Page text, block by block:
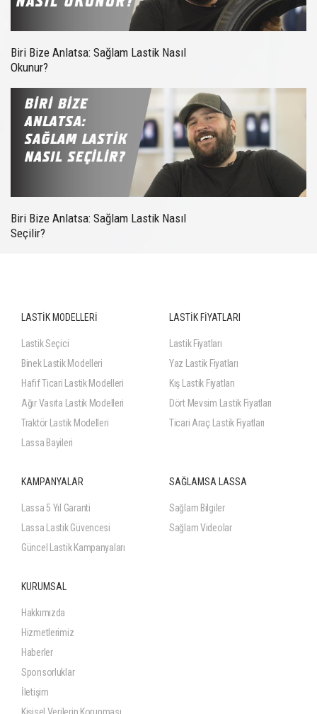
Biri Bize Anlatsa: Sağlam Lastik Nasıl
Okunur?
Biri Bize Anlatsa: Sağlam Lastik Nasıl
Seçilir?
LASTİK MODELLERİ
Lastik Seçici
Binek Lastik Modelleri
Hafif Ticari Lastik Modelleri
Ağır Vasıta Lastik Modelleri
Traktör Lastik Modelleri
Lassa Bayileri
LASTİK FİYATLARI
Lastik Fiyatları
Yaz Lastik Fiyatları
Kış Lastik Fiyatları
Dört Mevsim Lastik Fiyatları
Ticari Araç Lastik Fiyatları
KAMPANYALAR
Lassa 5 Yıl Garanti
Lassa Lastik Güvencesi
Güncel Lastik Kampanyaları
SAĞLAMSA LASSA
Sağlam Bilgiler
Sağlam Videolar
KURUMSAL
Hakkımızda
Hizmetlerimiz
Haberler
Sponsorluklar
İletişim